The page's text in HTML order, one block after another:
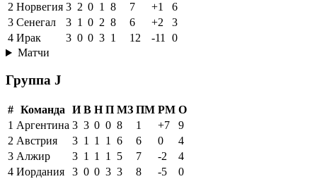
2 Норвегия 3 2 0 1 8 7 +1
6
3 Сенегал 3 1 0 2 8 6 +2
3
4 Ирак 3 0 0 3 1 12 -11
0
Матчи
Группа J
# Команда И В Н П МЗ ПМ РМ О
1 Аргентина 3 3 0 0 8 1 +7
9
2 Австрия 3 1 1 1 6 6 0
4
3 Алжир 3 1 1 1 5 7 -2
4
4 Иордания 3 0 0 3 3 8 -5
0